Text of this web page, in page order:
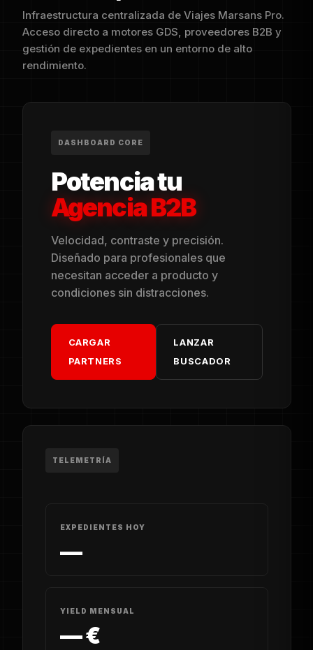
Infraestructura centralizada de Viajes Marsans Pro.
Acceso directo a motores GDS, proveedores B2B y
gestión de expedientes en un entorno de alto
rendimiento.
DASHBOARD CORE
Potencia tu
Agencia B2B
Velocidad, contraste y precisión.
Diseñado para profesionales que
necesitan acceder a producto y
condiciones sin distracciones.
CARGAR
PARTNERS
LANZAR
BUSCADOR
TELEMETRÍA
EXPEDIENTES HOY
—
YIELD MENSUAL
— €